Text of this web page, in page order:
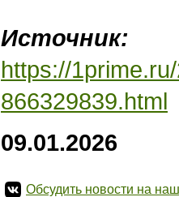
Источник:
https://
866329839.html
09.01.2026
Обсудить новости на